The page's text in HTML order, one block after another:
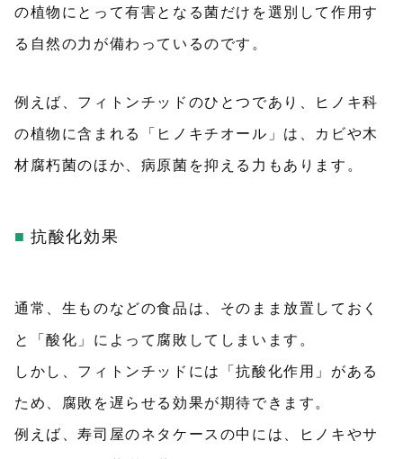
の植物にとって有害となる菌だけを選別して作用す
る自然の力が備わっているのです。
例えば、フィトンチッドのひとつであり、ヒノキ科
の植物に含まれる「ヒノキチオール」は、カビや木
材腐朽菌のほか、病原菌を抑える力もあります。
抗酸化効果
通常、生ものなどの食品は、そのまま放置しておく
と「酸化」によって腐敗してしまいます。
しかし、フィトンチッドには「抗酸化作用」がある
ため、腐敗を遅らせる効果が期待できます。
例えば、寿司屋のネタケースの中には、ヒノキやサ